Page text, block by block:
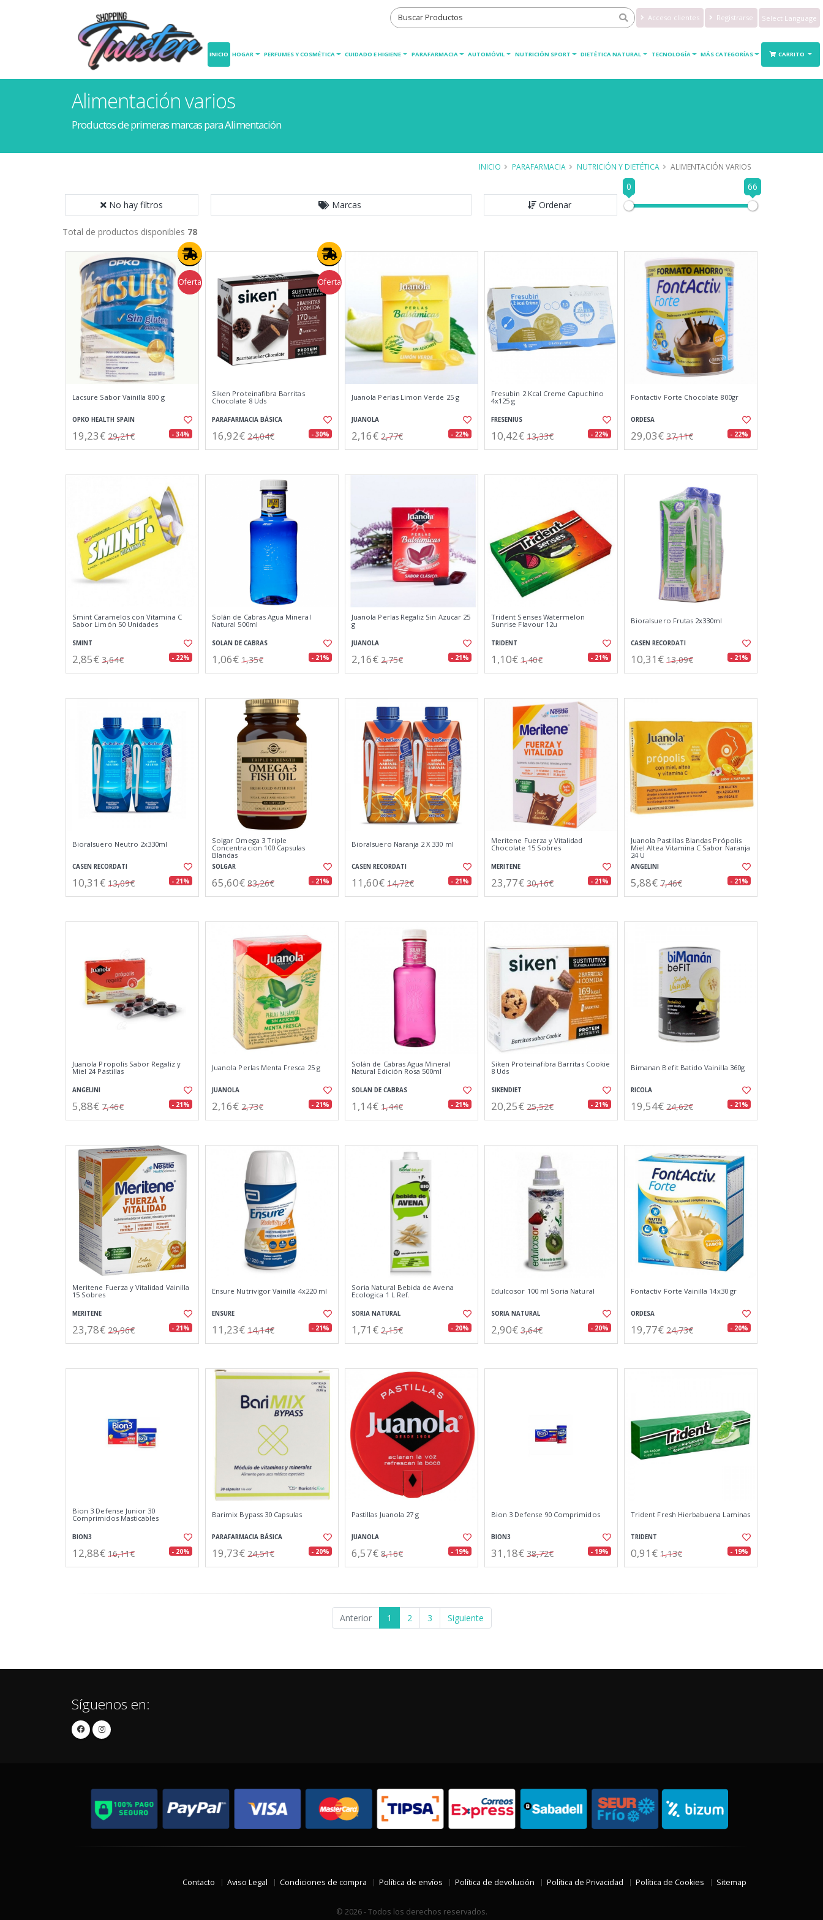
Acceso clientes Registrarse
Translate
INICIO HOGAR PERFUMES Y COSMÉTICA CUIDADO E HIGIENE PARAFARMACIA AUTOMÓVIL NUTRICIÓN SPORT DIETÉTICA NATURAL TECNOLOGÍA MÁS CATEGORÍAS CARRITO
Alimentación varios
Productos de primeras marcas para Alimentación
INICIO PARAFARMACIA NUTRICIÓN Y DIETÉTICA ALIMENTACIÓN VARIOS
No hay filtros Marcas Ordenar
0 66
Total de productos disponibles 78
Oferta
Lacsure Sabor Vainilla 800 g
OPKO HEALTH SPAIN
19,23€ 29,21€ - 34%
Oferta
Siken Proteinafibra Barritas
Chocolate 8 Uds
PARAFARMACIA BÁSICA
16,92€ 24,04€ - 30%
Juanola Perlas Limon Verde 25 g
JUANOLA
2,16€ 2,77€ - 22%
Fresubin 2 Kcal Creme Capuchino
4x125 g
FRESENIUS
10,42€ 13,33€ - 22%
Fontactiv Forte Chocolate 800gr
ORDESA
29,03€ 37,11€ - 22%
Smint Caramelos con Vitamina C
Sabor Limón 50 Unidades
SMINT
2,85€ 3,64€ - 22%
Solán de Cabras Agua Mineral
Natural 500ml
SOLAN DE CABRAS
1,06€ 1,35€ - 21%
Juanola Perlas Regaliz Sin Azucar 25
g
JUANOLA
2,16€ 2,75€ - 21%
Trident Senses Watermelon
Sunrise Flavour 12u
TRIDENT
1,10€ 1,40€ - 21%
Bioralsuero Frutas 2x330ml
CASEN RECORDATI
10,31€ 13,09€ - 21%
Bioralsuero Neutro 2x330ml
CASEN RECORDATI
10,31€ 13,09€ - 21%
Solgar Omega 3 Triple
Concentracion 100 Capsulas
Blandas
SOLGAR
65,60€ 83,26€ - 21%
Bioralsuero Naranja 2 X 330 ml
CASEN RECORDATI
11,60€ 14,72€ - 21%
Meritene Fuerza y Vitalidad
Chocolate 15 Sobres
MERITENE
23,77€ 30,16€ - 21%
Juanola Pastillas Blandas Própolis
Miel Altea Vitamina C Sabor Naranja
24 U
ANGELINI
5,88€ 7,46€ - 21%
Juanola Propolis Sabor Regaliz y
Miel 24 Pastillas
ANGELINI
5,88€ 7,46€ - 21%
Juanola Perlas Menta Fresca 25 g
JUANOLA
2,16€ 2,73€ - 21%
Solán de Cabras Agua Mineral
Natural Edición Rosa 500ml
SOLAN DE CABRAS
1,14€ 1,44€ - 21%
Siken Proteinafibra Barritas Cookie
8 Uds
SIKENDIET
20,25€ 25,52€ - 21%
Bimanan Befit Batido Vainilla 360g
RICOLA
19,54€ 24,62€ - 21%
Meritene Fuerza y Vitalidad Vainilla
15 Sobres
MERITENE
23,78€ 29,96€ - 21%
Ensure Nutrivigor Vainilla 4x220 ml
ENSURE
11,23€ 14,14€ - 21%
Soria Natural Bebida de Avena
Ecologica 1 L Ref.
SORIA NATURAL
1,71€ 2,15€ - 20%
Edulcosor 100 ml Soria Natural
SORIA NATURAL
2,90€ 3,64€ - 20%
Fontactiv Forte Vainilla 14x30 gr
ORDESA
19,77€ 24,73€ - 20%
Bion 3 Defense Junior 30
Comprimidos Masticables
BION3
12,88€ 16,11€ - 20%
Barimix Bypass 30 Capsulas
PARAFARMACIA BÁSICA
19,73€ 24,51€ - 20%
Pastillas Juanola 27 g
JUANOLA
6,57€ 8,16€ - 19%
Bion 3 Defense 90 Comprimidos
BION3
31,18€ 38,72€ - 19%
Trident Fresh Hierbabuena Laminas
TRIDENT
0,91€ 1,13€ - 19%
Anterior 1 2 3 Siguiente
Síguenos en:
Contacto Aviso Legal Condiciones de compra Política de envíos Política de devolución Política de Privacidad Política de Cookies Sitemap
© 2026 - Todos los derechos reservados.